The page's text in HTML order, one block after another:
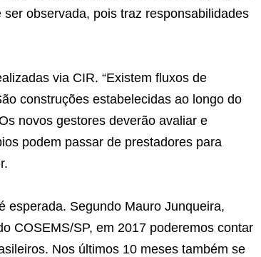
observada, pois traz responsabilidades
via CIR. “Existem fluxos de
construções estabelecidas ao longo do
novos gestores deverão avaliar e
podem passar de prestadores para
esperada. Segundo Mauro Junqueira,
COSEMS/SP, em 2017 poderemos contar
Nos últimos 10 meses também se